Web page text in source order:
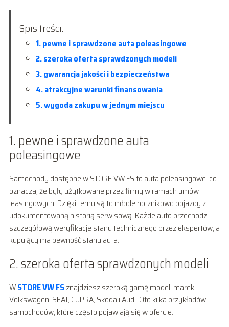
Spis treści:
1. pewne i sprawdzone auta poleasingowe
2. szeroka oferta sprawdzonych modeli
3. gwarancja jakości i bezpieczeństwa
4. atrakcyjne warunki finansowania
5. wygoda zakupu w jednym miejscu
1. pewne i sprawdzone auta
poleasingowe
Samochody dostępne w STORE VW FS to auta poleasingowe, co
oznacza, że były użytkowane przez firmy w ramach umów
leasingowych. Dzięki temu są to młode rocznikowo pojazdy z
udokumentowaną historią serwisową. Każde auto przechodzi
szczegółową weryfikacje stanu technicznego przez ekspertów, a
kupujący ma pewność stanu auta.
2. szeroka oferta sprawdzonych modeli
WSTORE VW FSznajdziesz szeroką gamę modeli marek
Volkswagen, SEAT, CUPRA, Skoda i Audi. Oto kilka przykładów
samochodów, które często pojawiają się w ofercie: